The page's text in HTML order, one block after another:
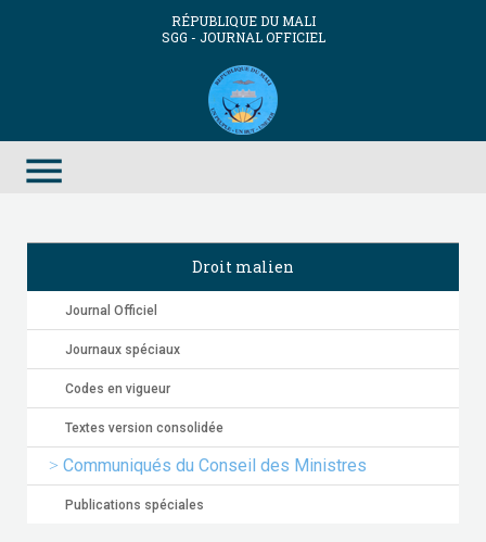
RÉPUBLIQUE DU MALI
SGG - JOURNAL OFFICIEL
menu
Droit malien
Journal Officiel
Journaux spéciaux
Codes en vigueur
Textes version consolidée
Communiqués du Conseil des Ministres
Publications spéciales